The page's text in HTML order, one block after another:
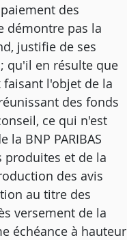
des
démontre pas la
justifie de ses
qu'il en résulte que
l'objet de la
des fonds
ce qui n'est
BNP PARIBAS
produites et de la
des avis
au titre des
versement de la
échéance à hauteur